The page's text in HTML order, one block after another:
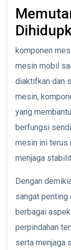
komponen
mesin mobil
diaktifkan dan
mesin,
yang
berfungsi
mesin ini terus
menjaga
Dengan
sangat
berbagai
perpindahan
serta menjaga